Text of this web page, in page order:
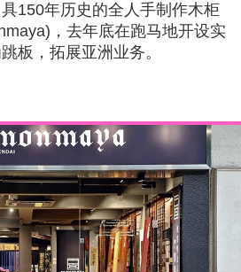
150年历史的全人手制作木柜
，去年底在跑马地开设实
板，拓展亚洲业务。